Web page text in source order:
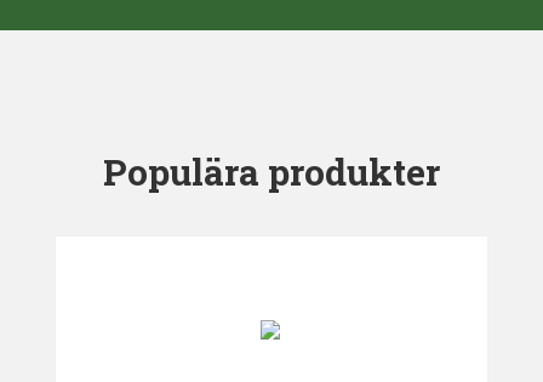
Populära produkter